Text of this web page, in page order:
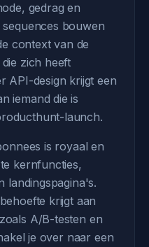
gedrag en
bouwen
context van de
zich heeft
API-design krijgt een
iemand die is
launch.
is royaal en
kernfuncties,
landingspagina's.
krijgt aan
A/B-testen en
je over naar een